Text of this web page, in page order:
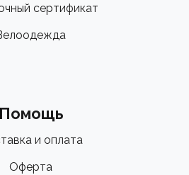
сертификат
Помощь
и оплата
Оферта